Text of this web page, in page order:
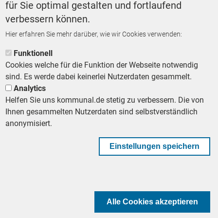
ZURÜCK ZUR STARTSEITE
Footer First Navigation
MESSE KOMMUNAL LESERSERVICE AGB DATENSCHUTZ
IMPRESSUM
KOMMUNALBESCHAFFUNG
Footer Second Navigation
für Sie optimal gestalten und fortlaufend
verbessern können.
Hier erfahren Sie mehr darüber, wie wir Cookies verwenden:
Funktionell
Cookies welche für die Funktion der Webseite notwendig
sind. Es werde dabei keinerlei Nutzerdaten gesammelt.
Analytics
Helfen Sie uns kommunal.de stetig zu verbessern. Die von
Ihnen gesammelten Nutzerdaten sind selbstverständlich
anonymisiert.
Einstellungen speichern
Alle Cookies akzeptieren